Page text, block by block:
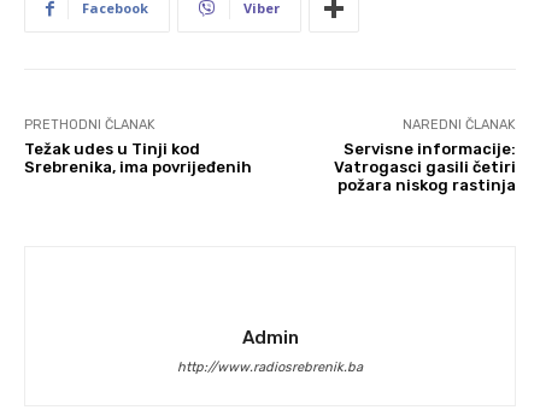
Facebook Viber
PRETHODNI ČLANAK
Težak udes u Tinji kod
Srebrenika, ima povrijeđenih
NAREDNI ČLANAK
Servisne informacije:
Vatrogasci gasili četiri
požara niskog rastinja
Admin
http://www.radiosrebrenik.ba